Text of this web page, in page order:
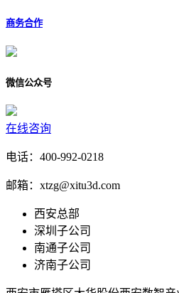
商务合作
微信公众号
在线咨询
电话：400-992-0218
邮箱：xtzg@xitu3d.com
西安总部
深圳子公司
南通子公司
济南子公司